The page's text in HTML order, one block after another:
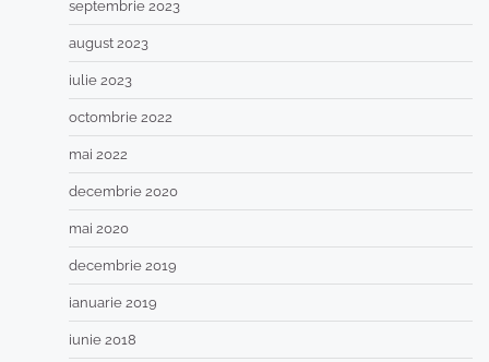
septembrie 2023
august 2023
iulie 2023
octombrie 2022
mai 2022
decembrie 2020
mai 2020
decembrie 2019
ianuarie 2019
iunie 2018